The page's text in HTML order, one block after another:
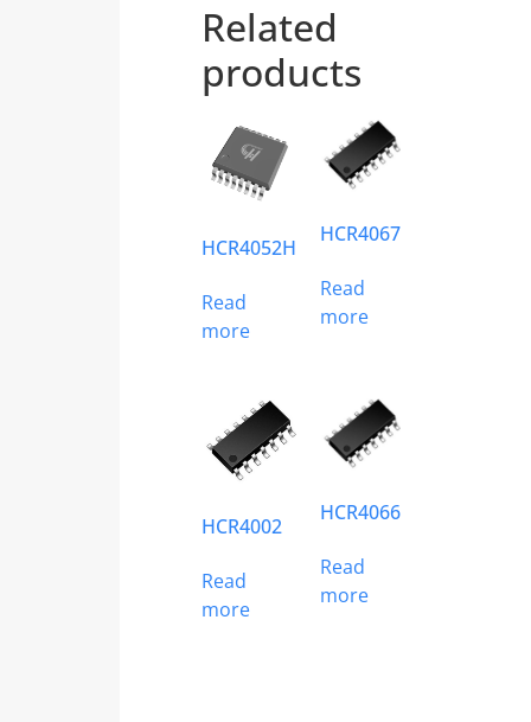
Related
products
HCR4052H
Read
more
HCR4067
Read
more
HCR4002
Read
more
HCR4066
Read
more